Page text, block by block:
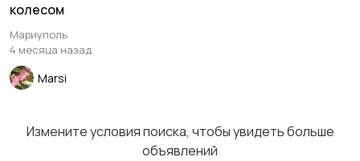
колесом
Мариуполь
4 месяца назад
Marsi
Измените условия поиска, чтобы увидеть больше
объявлений